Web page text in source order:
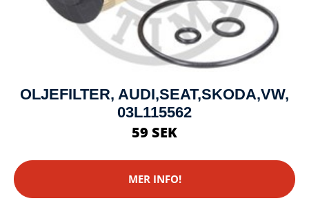
OLJEFILTER, AUDI,SEAT,SKODA,VW,
03L115562
59 SEK
MER INFO!